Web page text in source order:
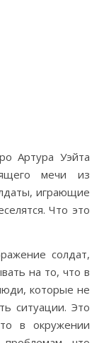
Артура Уэйта
мечи из
играющие
Что это
солдат,
на то, что в
которые не
ситуации. Это
в окружении